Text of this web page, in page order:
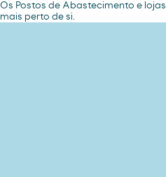
Os Postos de Abastecimento e lojas
mais perto de si.